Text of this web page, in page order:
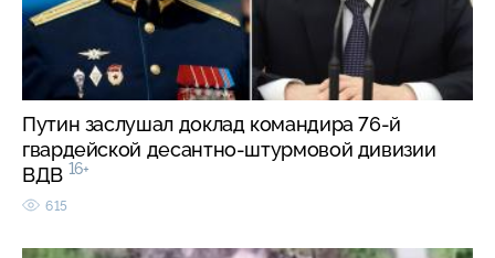
Путин заслушал доклад командира 76-й
гвардейской десантно-штурмовой дивизии
ВДВ 16+
615